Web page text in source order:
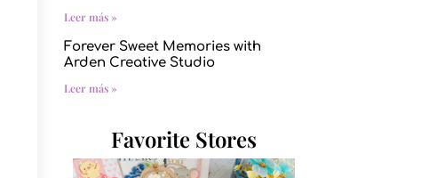
Leer más »
Forever Sweet Memories with
Arden Creative Studio
Leer más »
Favorite Stores